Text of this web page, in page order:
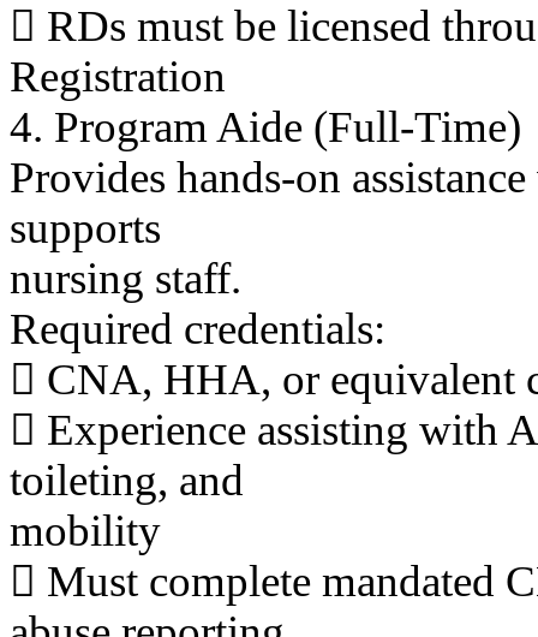
 RDs must be licensed
Registration
4. Program Aide (Full-Time)
Provides hands-on
supports
nursing staff.
Required credentials:
 CNA, HHA, or equivalent
 Experience assisting with
toileting, and
mobility
 Must complete mandated